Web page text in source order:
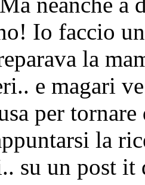
Io faccio
la
e magari
per
la
su un post